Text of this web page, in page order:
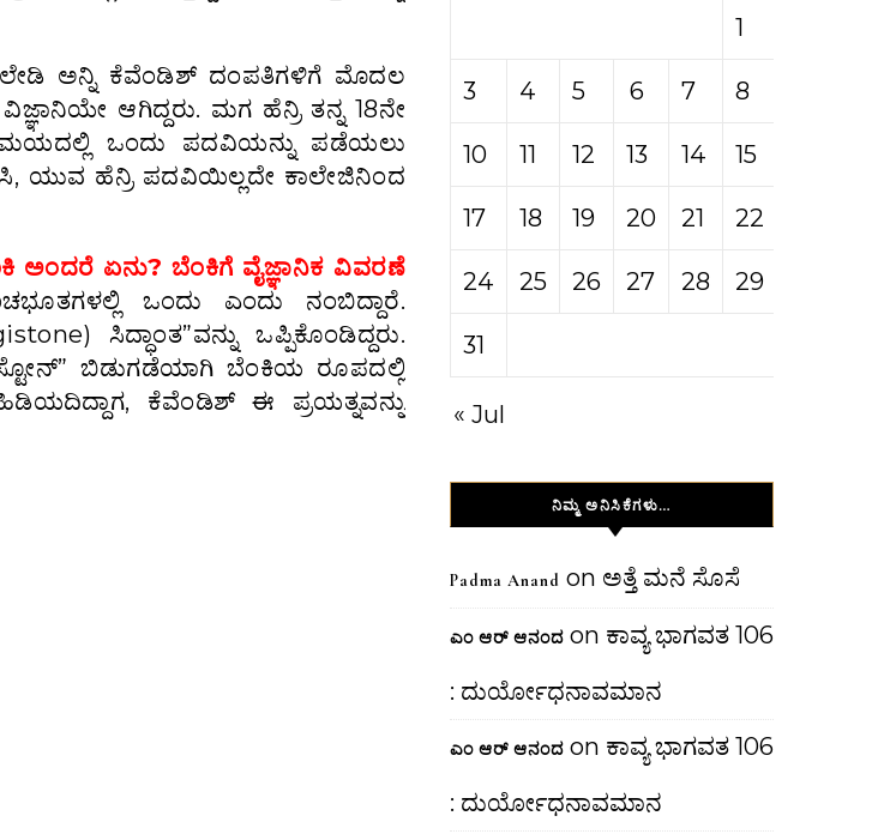
ಲೇಡಿ ಅನ್ನಿ ಕೆವೆಂಡಿಶ್ ದಂಪತಿಗಳಿಗೆ ಮೊದಲ
ಆಗಿದ್ದರು. ಮಗ ಹೆನ್ರಿ ತನ್ನ 18ನೇ
ಸಮಯದಲ್ಲಿ ಒಂದು ಪದವಿಯನ್ನು ಪಡೆಯಲು
ಯುವ ಹೆನ್ರಿ ಪದವಿಯಿಲ್ಲದೇ ಕಾಲೇಜಿನಿಂದ
ಅಂದರೆ ಏನು? ಬೆಂಕಿಗೆ ವೈಜ್ಞಾನಿಕ ವಿವರಣೆ
ಒಂದು ಎಂದು ನಂಬಿದ್ದಾರೆ.
ಸಿದ್ಧಾಂತ”ವನ್ನು ಒಪ್ಪಿಕೊಂಡಿದ್ದರು.
ಬಿಡುಗಡೆಯಾಗಿ ಬೆಂಕಿಯ ರೂಪದಲ್ಲಿ
ಹಿಡಿಯದಿದ್ದಾಗ, ಕೆವೆಂಡಿಶ್ ಈ ಪ್ರಯತ್ನವನ್ನು
1
3 4 5 6 7 8
10 11 12 13 14 15
17 18 19 20 21 22
24 25 26 27 28 29
31
« Jul
ನಿಮ್ಮ ಅನಿಸಿಕೆಗಳು…
Padma Anand on ಅತ್ತೆ ಮನೆ ಸೊಸೆ
ಎಂ ಆರ್ ಆನಂದ on ಕಾವ್ಯ ಭಾಗವತ 106
: ದುರ್ಯೋಧನಾವಮಾನ
ಎಂ ಆರ್ ಆನಂದ on ಕಾವ್ಯ ಭಾಗವತ 106
: ದುರ್ಯೋಧನಾವಮಾನ